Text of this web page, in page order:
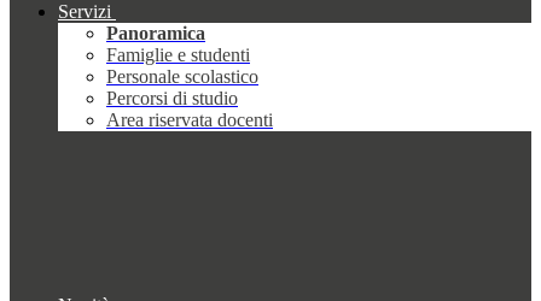
Servizi
Panoramica
Famiglie e studenti
Personale scolastico
Percorsi di studio
Area riservata docenti